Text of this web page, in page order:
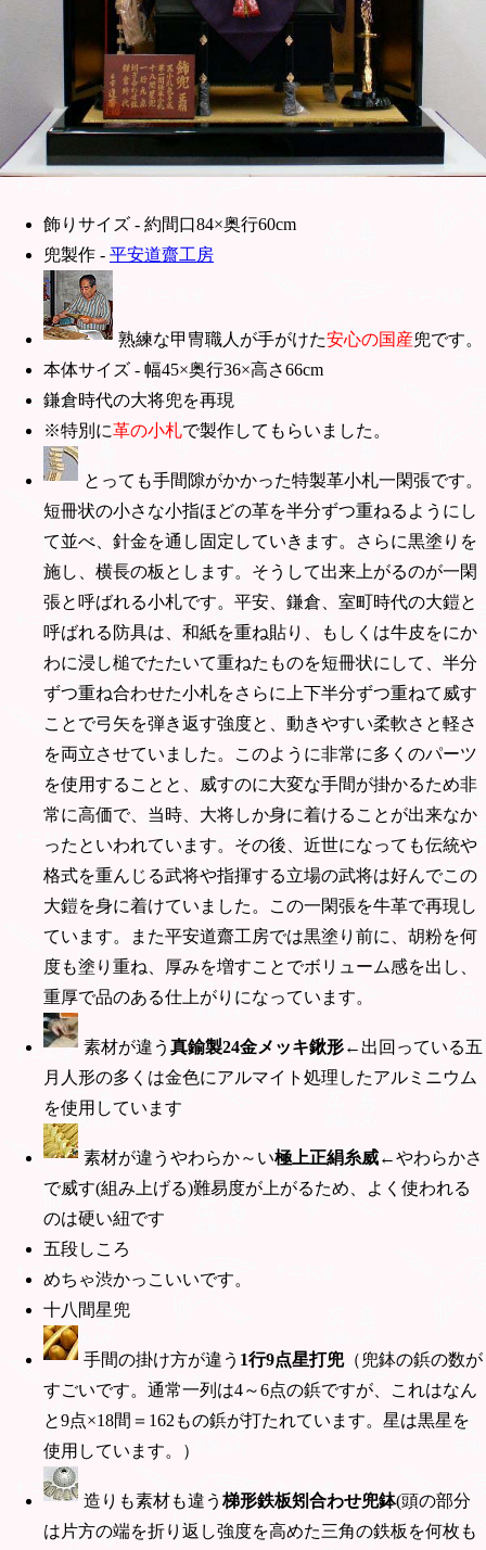
飾りサイズ - 約間口84×奥行60cm
兜製作 - 平安道齋工房
熟練な甲冑職人が手がけた安心の国産兜です。
本体サイズ - 幅45×奥行36×高さ66cm
鎌倉時代の大将兜を再現
※特別に革の小札で製作してもらいました。
とっても手間隙がかかった特製革小札一閑張です。
短冊状の小さな小指ほどの革を半分ずつ重ねるようにし
て並べ、針金を通し固定していきます。さらに黒塗りを
施し、横長の板とします。そうして出来上がるのが一閑
張と呼ばれる小札です。平安、鎌倉、室町時代の大鎧と
呼ばれる防具は、和紙を重ね貼り、もしくは牛皮をにか
わに浸し槌でたたいて重ねたものを短冊状にして、半分
ずつ重ね合わせた小札をさらに上下半分ずつ重ねて威す
ことで弓矢を弾き返す強度と、動きやすい柔軟さと軽さ
を両立させていました。このように非常に多くのパーツ
を使用することと、威すのに大変な手間が掛かるため非
常に高価で、当時、大将しか身に着けることが出来なか
ったといわれています。その後、近世になっても伝統や
格式を重んじる武将や指揮する立場の武将は好んでこの
大鎧を身に着けていました。この一閑張を牛革で再現し
ています。また平安道齋工房では黒塗り前に、胡粉を何
度も塗り重ね、厚みを増すことでボリューム感を出し、
重厚で品のある仕上がりになっています。
素材が違う 真鍮製24金メッキ鍬形←出回っている五
月人形の多くは金色にアルマイト処理したアルミニウム
を使用しています
素材が違うやわらか～い極上正絹糸威←やわらかさ
で威す(組み上げる)難易度が上がるため、よく使われる
のは硬い紐です
五段しころ
めちゃ渋かっこいいです。
十八間星兜
手間の掛け方が違う 1行9点星打兜（兜鉢の鋲の数が
すごいです。通常一列は4～6点の鋲ですが、これはなん
と9点×18間＝162もの鋲が打たれています。星は黒星を
使用しています。）
造りも素材も違う梯形鉄板矧合わせ兜鉢(頭の部分
は片方の端を折り返し強度を高めた三角の鉄板を何枚も